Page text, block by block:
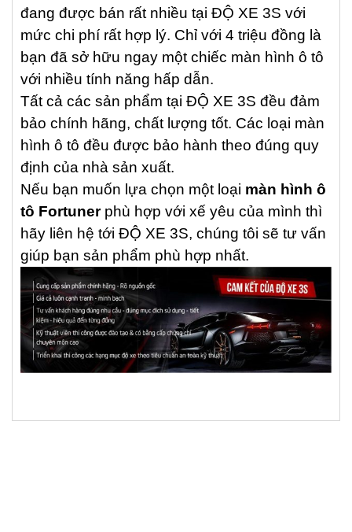
đang được bán rất nhiều tại ĐỘ XE 3S với
mức chi phí rất hợp lý. Chỉ với 4 triệu đồng là
bạn đã sở hữu ngay một chiếc màn hình ô tô
với nhiều tính năng hấp dẫn.
Tất cả các sản phẩm tại ĐỘ XE 3S đều đảm
bảo chính hãng, chất lượng tốt. Các loại màn
hình ô tô đều được bảo hành theo đúng quy
định của nhà sản xuất.
Nếu bạn muốn lựa chọn một loại màn hình ô
tô Fortunerphù hợp với xế yêu của mình thì
hãy liên hệ tới ĐỘ XE 3S, chúng tôi sẽ tư vấn
giúp bạn sản phẩm phù hợp nhất.